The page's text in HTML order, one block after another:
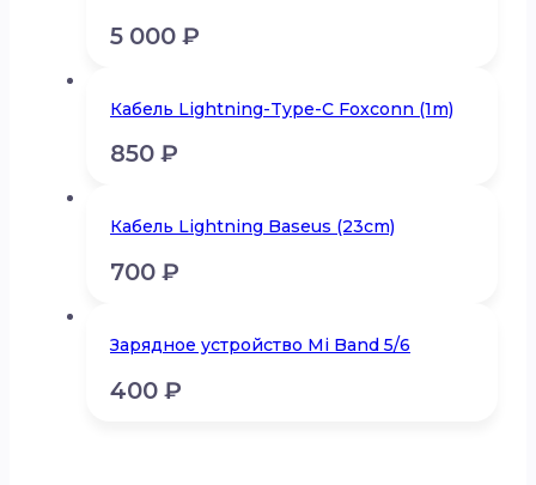
5 000 ₽
Кабель Lightning-Type-C Foxconn (1m)
850 ₽
Кабель Lightning Baseus (23cm)
700 ₽
Зарядное устройство Mi Band 5/6
400 ₽